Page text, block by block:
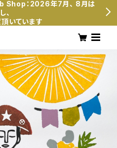
：2026年7月、 8月は
、
いています